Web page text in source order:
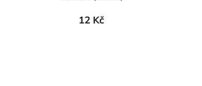
12 Kč